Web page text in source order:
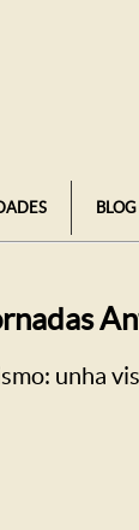
BLOG
unha